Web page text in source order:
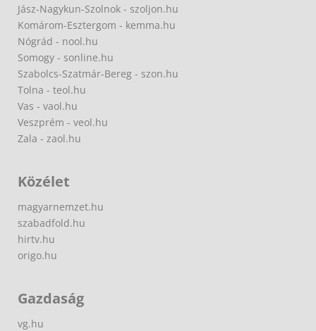
Jász-Nagykun-Szolnok - szoljon.hu
Komárom-Esztergom - kemma.hu
Nógrád - nool.hu
Somogy - sonline.hu
Szabolcs-Szatmár-Bereg - szon.hu
Tolna - teol.hu
Vas - vaol.hu
Veszprém - veol.hu
Zala - zaol.hu
Közélet
magyarnemzet.hu
szabadfold.hu
hirtv.hu
origo.hu
Gazdaság
vg.hu